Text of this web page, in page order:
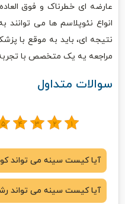
عارضه ای خطرناک و فوق
انواع نئوپلاسم ها می
نتیجه ای، باید به موقع با
مراجعه یه یک متخصص با
سوالات متداول
آیا کیست سینه می تواند
آیا کیست سینه می تواند